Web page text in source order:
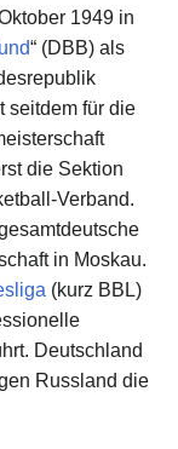
1949 in
“ (DBB) als
seitdem für die
die Sektion
Verband.
in Moskau.
(kurz BBL)
Deutschland
Russland die